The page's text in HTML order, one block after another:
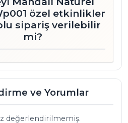
özel etkinlikler
sipariş verilebilir
mi?
ve Yorumlar
değerlendirilmemiş.